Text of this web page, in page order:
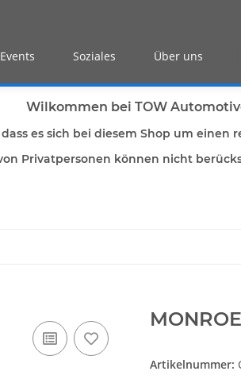
Events Soziales Über uns
Wilkommen bei TOW
es sich bei diesem Shop um einen
Privatpersonen können nicht
Artikelnummer: